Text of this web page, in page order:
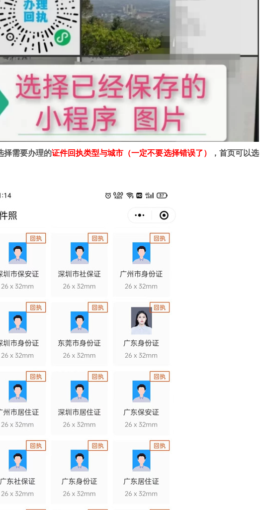
择需要办理的证件回执类型与城市（一定不要选择错误了）
，首页可以选